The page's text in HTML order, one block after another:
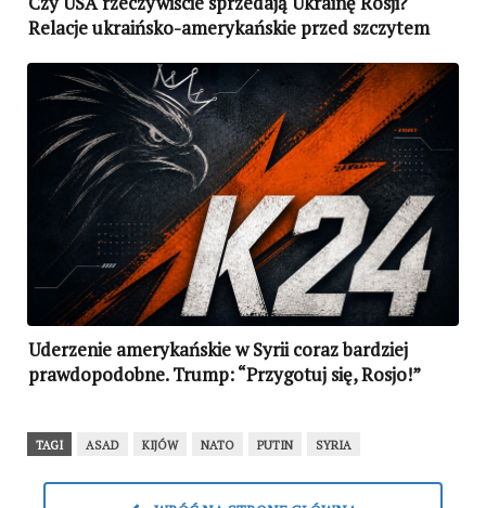
Relacje ukraińsko-amerykańskie przed szczytem
Uderzenie amerykańskie w Syrii coraz bardziej
prawdopodobne. Trump: “Przygotuj się, Rosjo!”
TAGI ASAD KIJÓW NATO PUTIN SYRIA